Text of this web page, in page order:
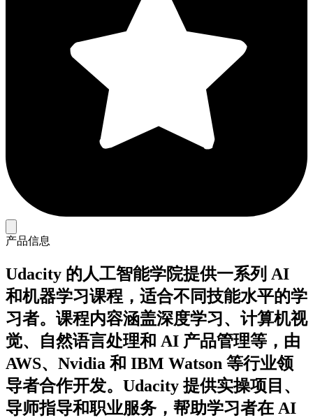
产品信息
Udacity 的人工智能学院提供一系列 AI
和机器学习课程，适合不同技能水平的学
习者。课程内容涵盖深度学习、计算机视
觉、自然语言处理和 AI 产品管理等，由
AWS、Nvidia 和 IBM Watson 等行业领
导者合作开发。Udacity 提供实操项目、
导师指导和职业服务，帮助学习者在 AI